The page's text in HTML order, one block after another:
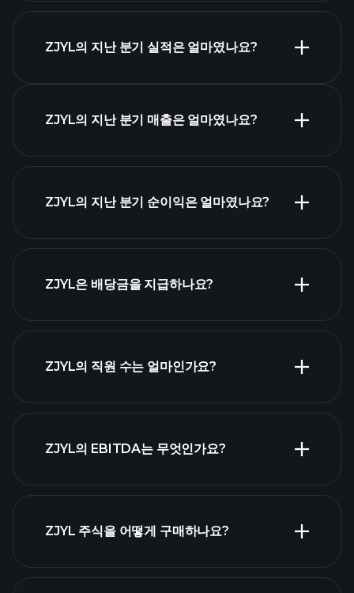
ZJYL의 지난 분기 실적은 얼마였나요?
ZJYL
ZJYL의 지난 분기 매출은 얼마였나요?
ZJYL의 지난 분기 순이익은 얼마였나요?
ZJYL은 배당금을 지급하나요?
록
ZJYL의 직원 수는 얼마인가요?
주 목록
ZJYL의 EBITDA는 무엇인가요?
ZJYL 주식을 어떻게 구매하나요?